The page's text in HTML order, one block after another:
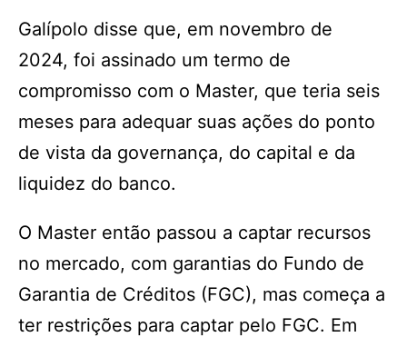
Galípolo disse que, em novembro de
2024, foi assinado um termo de
compromisso com o Master, que teria seis
meses para adequar suas ações do ponto
de vista da governança, do capital e da
liquidez do banco.
O Master então passou a captar recursos
no mercado, com garantias do Fundo de
Garantia de Créditos (FGC), mas começa a
ter restrições para captar pelo FGC. Em